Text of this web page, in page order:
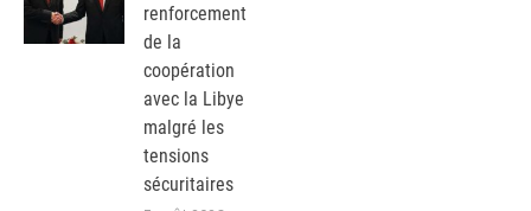
renforcement
de la
coopération
avec la Libye
malgré les
tensions
sécuritaires